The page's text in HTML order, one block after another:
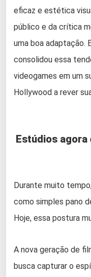
eficaz e estética
público e da crítica
uma boa adaptação.
consolidou essa
videogames em um
Hollywood a rever
Estúdios agora
Durante muito
como simples pano
Hoje, essa postura
A nova geração de
busca capturar o